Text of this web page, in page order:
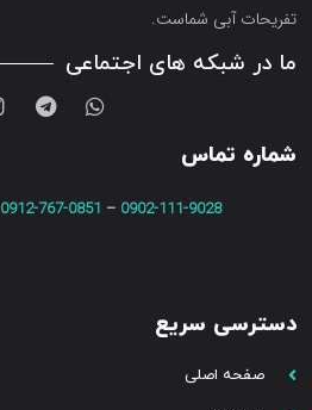
تفریحات آبی شماست.
ما در شبکه های اجتماعی
شماره تماس
0902-111-9028
–
0912-767-0851
دسترسی سریع
صفحه اصلی